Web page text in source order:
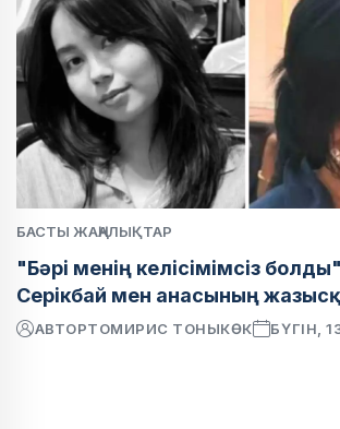
БАСТЫ ЖАҢАЛЫҚТАР
"Бәрі менің келісімімсіз
Серікбай мен анасының
АВТОРТОМИРИС ТОНЫКӨК БҮГІН,